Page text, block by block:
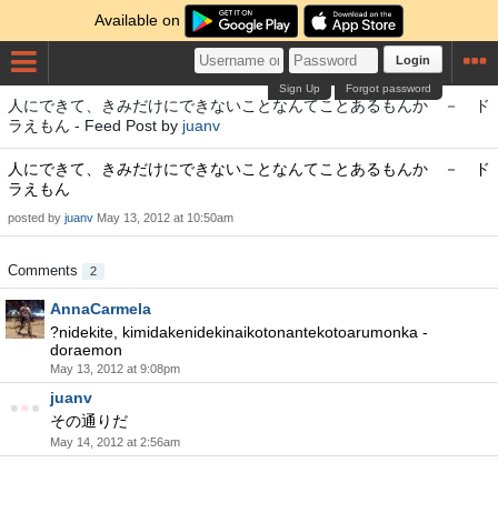
Available on
Login
Forgot password
Sign Up
人にできて、きみだけにできないことなんてことあるもんか － ド
ラえもん - Feed Post by juanv
人にできて、きみだけにできないことなんてことあるもんか － ド
ラえもん
posted by juanv May 13, 2012 at 10:50am
Comments 2
AnnaCarmela
?nidekite, kimidakenidekinaikotonantekotoarumonka -
doraemon
May 13, 2012 at 9:08pm
juanv
その通りだ
May 14, 2012 at 2:56am